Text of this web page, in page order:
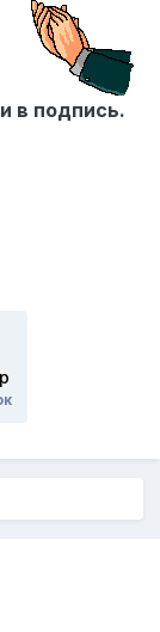
в подпись.